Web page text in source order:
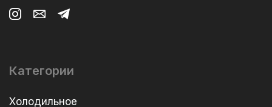
Категории
Холодильное